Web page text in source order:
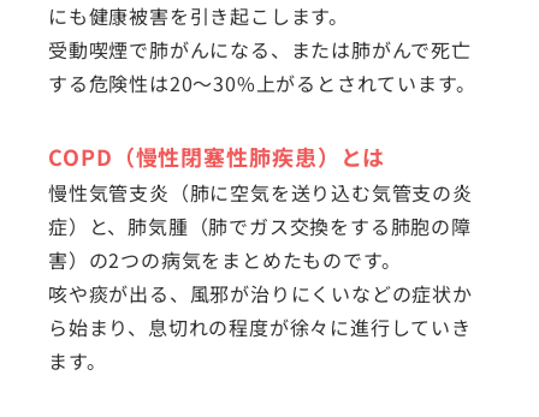
にも健康被害を引き起こします。
受動喫煙で肺がんになる、または肺がんで死亡
する危険性は20～30%上がるとされています。
COPD（慢性閉塞性肺疾患）とは
慢性気管支炎（肺に空気を送り込む気管支の炎
症）と、肺気腫（肺でガス交換をする肺胞の障
害）の2つの病気をまとめたものです。
咳や痰が出る、風邪が治りにくいなどの症状か
ら始まり、息切れの程度が徐々に進行していき
ます。